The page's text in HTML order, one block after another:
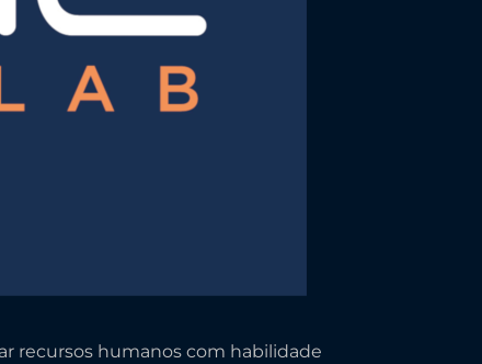
recursos humanos com habilidade